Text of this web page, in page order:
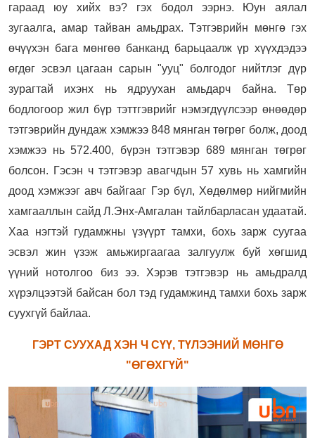
гараад юу хийх вэ? гэх бодол ээрнэ. Юун аялал
зугаалга, амар тайван амьдрах.Тэтгэврийн мөнгө гэх
өчүүхэн бага мөнгөө банканд барьцаалж үр хүүхдэдээ
өгдөг эсвэл цагаан сарын "ууц" болгодог нийтлэг дүр
зурагтай ихэнх нь ядруухан амьдарч байна. Төр
бодлогоор жил бүр тэттгэврийг нэмэгдүүлсээр өнөөдөр
тэтгэврийн дундаж хэмжээ 848 мянган төгрөг болж, доод
хэмжээ нь 572.400, бүрэн тэтгэвэр 689 мянган төгрөг
болсон. Гэсэн ч тэтгэвэр авагчдын 57 хувь нь хамгийн
доод хэмжээг авч байгааг Гэр бүл, Хөдөлмөр нийгмийн
хамгааллын сайд Л.Энх-Амгалан тайлбарласан удаатай.
Хаа нэгтэй гудамжны үзүүрт тамхи, бохь зарж суугаа
эсвэл жин үзэж амьжиргаагаа залгуулж буй хөгшид
үүний нотолгоо биз ээ. Хэрэв тэтгэвэр нь амьдралд
хүрэлцээтэй байсан бол тэд гудамжинд тамхи бохь зарж
суухгүй байлаа.
ГЭРТ СУУХАД ХЭН Ч СҮҮ, ТҮЛЭЭНИЙ МӨНГӨ
"ӨГӨХГҮЙ"